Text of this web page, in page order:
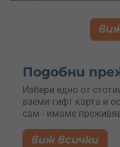
Подобни
Избери едно от
вземи гифт карта и
сам - имаме
виж всички